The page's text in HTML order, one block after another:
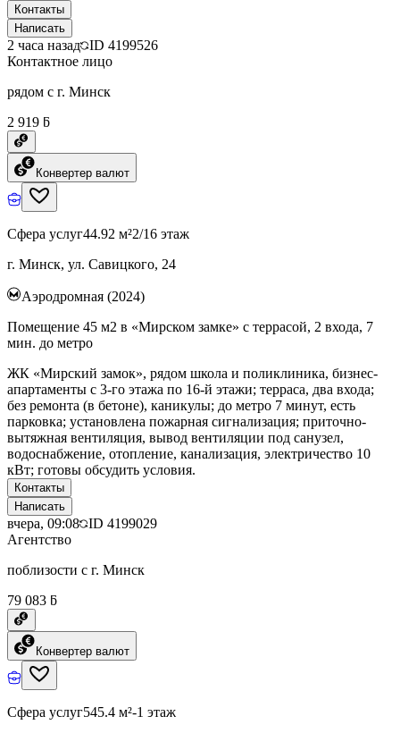
Контакты
Написать
2 часа назад ID 4199526
Контактное лицо
рядом с г. Минск
2 919 ƃ
Конвертер валют
Сфера услуг44.92 м²2/16 этаж
г. Минск, ул. Савицкого, 24
Аэродромная (2024)
Помещение 45 м2 в «Мирском замке» с террасой, 2 входа, 7
мин. до метро
ЖК «Мирский замок», рядом школа и поликлиника, бизнес-
апартаменты с 3-го этажа по 16-й этажи; терраса, два входа;
без ремонта (в бетоне), каникулы; до метро 7 минут, есть
парковка; установлена пожарная сигнализация; приточно-
вытяжная вентиляция, вывод вентиляции под санузел,
водоснабжение, отопление, канализация, электричество 10
кВт; готовы обсудить условия.
Контакты
Написать
вчера, 09:08 ID 4199029
Агентство
поблизости с г. Минск
79 083 ƃ
Конвертер валют
Сфера услуг545.4 м²-1 этаж